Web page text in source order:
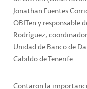
Jonathan Fuentes
OBITen y responsable
Rodríguez,
Unidad de Banco de
Cabildo de Tenerife.
Contaron la